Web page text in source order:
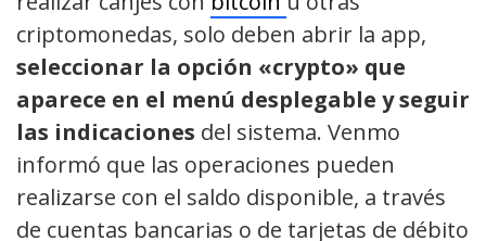
criptomonedas, solo deben abrir la app,
seleccionar la opción «crypto» que
aparece en el menú desplegable y seguir
las indicaciones del sistema. Venmo
informó que las operaciones pueden
realizarse con el saldo disponible, a través
de cuentas bancarias o de tarjetas de débito